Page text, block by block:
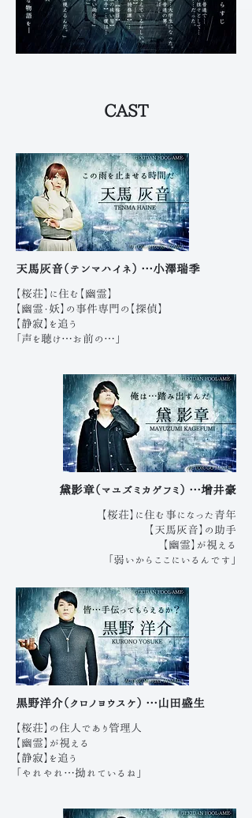
CAST
天馬灰音（テンマハイネ） …小澤瑞季
【桜荘】に住む【幽霊】
【幽霊・妖】の事件専門の【探偵】
【静寂】を追う
「声を聴け…お前の…」
黛影章（マユズミカゲフミ） …增井豪
【桜荘】に住む事になった青年
【天馬灰音】の助手
【幽霊】が視える
「弱いからここにいるんです」
黒野洋介（クロノヨウスケ） …山田盛生
【桜荘】の住人であり管理人
【幽霊】が視える
【静寂】を追う
「やれやれ…拗れているね」